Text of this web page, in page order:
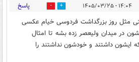
۱۴:۰۴ - ۱۴۰۵/۰۳/۲۵ 2 پاسخ
مثل روز بزرگداشت فردوسی خیام عکسی
در میدان ولیعصر زده بشه تا امثال
ایشون داشتند و خودشون نداشتند را